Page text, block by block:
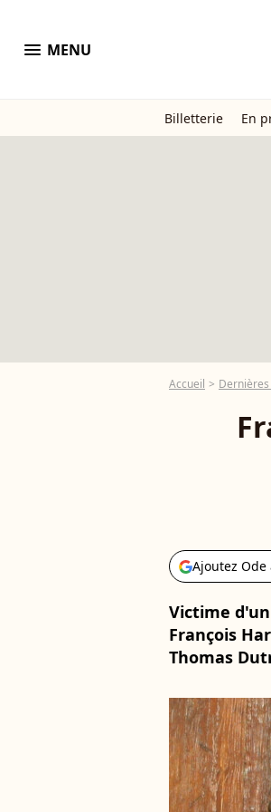
menu MENU
Billetterie En
Accueil
Ajoutez Ode
Victime
François
Thomas